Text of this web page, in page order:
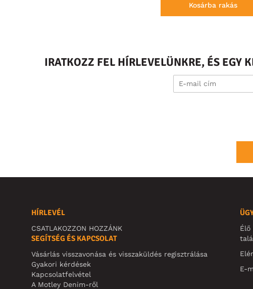
Kosárba rakás
IRATKOZZ FEL HÍRLEVELÜNKRE, ÉS EGY
HÍRLEVÉL
CSATLAKOZZON HOZZÁNK
SEGÍTSÉG ÉS KAPCSOLAT
Vásárlás visszavonása és visszaküldés regisztrálása
Gyakori kérdések
Kapcsolatfelvétel
A Motley Denim-ről
E-